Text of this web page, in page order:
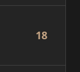
18